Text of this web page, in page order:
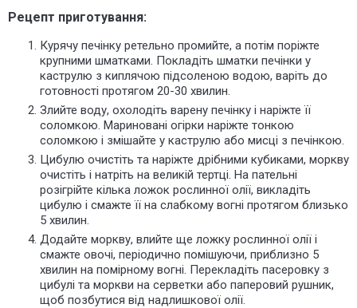
Рецепт приготування:
Курячу печінку ретельно промийте, а потім поріжте
крупними шматками. Покладіть шматки печінки у
каструлю з киплячою підсоленою водою, варіть до
готовності протягом 20-30 хвилин.
Злийте воду, охолодіть варену печінку і наріжте її
соломкою. Мариновані огірки наріжте тонкою
соломкою і змішайте у каструлю або мисці з печінкою.
Цибулю очистіть та наріжте дрібними кубиками, моркву
очистіть і натріть на великій тертці. На пательні
розігрійте кілька ложок рослинної олії, викладіть
цибулю і смажте її на слабкому вогні протягом близько
5 хвилин.
Додайте моркву, влийте ще ложку рослинної олії і
смажте овочі, періодично помішуючи, приблизно 5
хвилин на помірному вогні. Перекладіть пасеровку з
цибулі та моркви на серветки або паперовий рушник,
щоб позбутися від надлишкової олії.